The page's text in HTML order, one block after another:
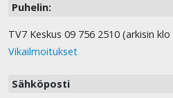
Puhelin:
TV7 Keskus 09 756 2510 (arkisin
Vikailmoitukset
Sähköposti